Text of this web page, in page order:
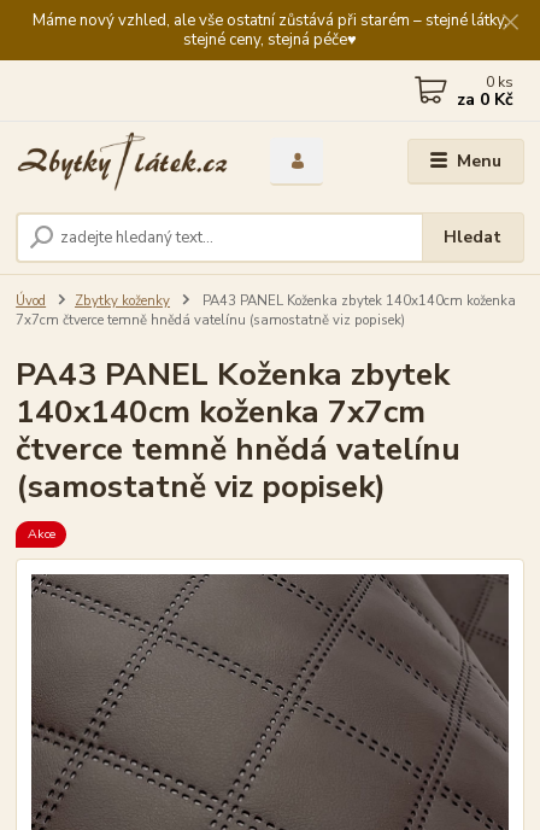
Máme nový vzhled, ale vše ostatní zůstává při starém – stejné látky,
stejné ceny, stejná péče♥️
Menu
Hledat
0 ks
za 0 Kč
Úvod Zbytky koženky
PA43 PANEL Koženka zbytek 140x140cm koženka
7x7cm čtverce temně hnědá vatelínu (samostatně viz popisek)
PA43 PANEL Koženka zbytek
140x140cm koženka 7x7cm
čtverce temně hnědá vatelínu
(samostatně viz popisek)
Akce